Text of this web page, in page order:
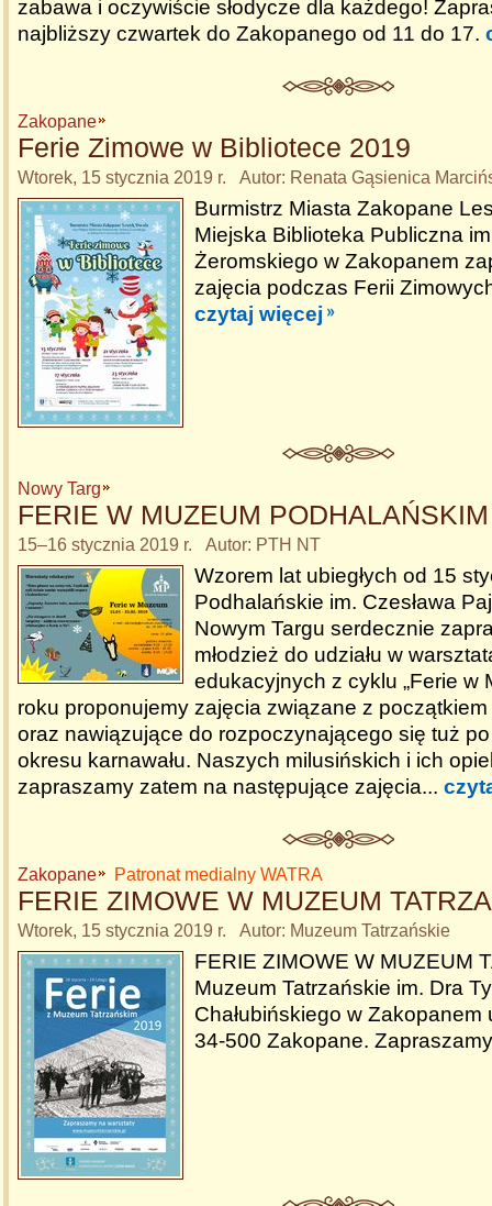
zabawa i oczywiście słodycze dla każdego!
najbliższy czwartek do Zakopanego od 11 do 17.
Zakopane
Ferie Zimowe w Bibliotece 2019
Wtorek, 15 stycznia 2019 r. Autor: Renata Gąsienica
Burmistrz Miasta Zakopane
Miejska Biblioteka Publiczna
Żeromskiego w Zakopanem
zajęcia podczas Ferii
czytaj więcej
Nowy Targ
FERIE W MUZEUM PODHALAŃSKIM
15–16 stycznia 2019 r. Autor: PTH NT
Wzorem lat ubiegłych od 15
Podhalańskie im. Czesława
Nowym Targu serdecznie
młodzież do udziału w
edukacyjnych z cyklu „Ferie w
roku proponujemy zajęcia związane z
oraz nawiązujące do rozpoczynającego się tuż
okresu karnawału. Naszych milusińskich i ich
zapraszamy zatem na następujące zajęcia...
Zakopane Patronat medialny WATRA
FERIE ZIMOWE W MUZEUM
Wtorek, 15 stycznia 2019 r. Autor: Muzeum Tatrzańskie
FERIE ZIMOWE W MUZEUM
Muzeum Tatrzańskie im. Dra
Chałubińskiego w Zakopanem
34-500 Zakopane.